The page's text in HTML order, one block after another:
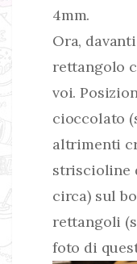
4mm.
Ora,
rettangolo
voi.
cioccolato
altrimenti
striscioline
circa) sul
rettangoli
foto di